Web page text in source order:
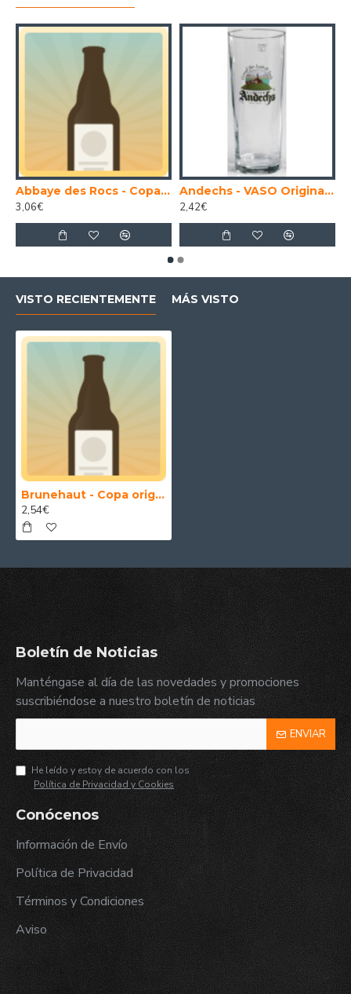
Abbaye des Rocs - Copa original cerveza Abbaye des Rocs
3,06€
Andechs - VASO Original cerveza Andechs 50 cl.
2,42€
VISTO RECIENTEMENTE MÁS VISTO
Brunehaut - Copa original cerveza Brunehaut
2,54€
Boletín de Noticias
Manténgase al día de las novedades y promociones
suscribiéndose a nuestro boletín de noticias
ENVIAR
He leído y estoy de acuerdo con los
Política de Privacidad y Cookies
Conócenos
Información de Envío
Política de Privacidad
Términos y Condiciones
Aviso